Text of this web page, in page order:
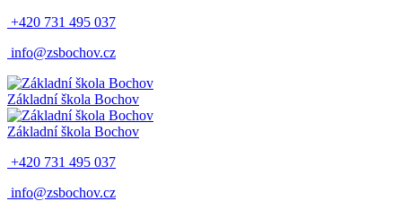
+420 731 495 037
info@zsbochov.cz
Základní škola Bochov
Základní škola Bochov
+420 731 495 037
info@zsbochov.cz